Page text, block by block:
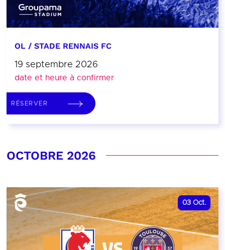
OL / STADE RENNAIS FC
19 septembre 2026
date et heure à confirmer
RÉSERVER
OCTOBRE 2026
03 Oct.